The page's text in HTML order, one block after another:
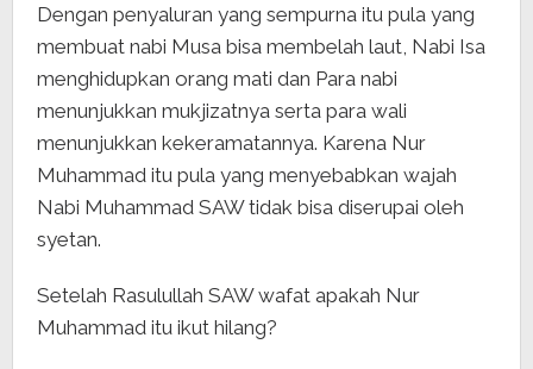
Dengan penyaluran yang sempurna itu pula yang
membuat nabi Musa bisa membelah laut, Nabi Isa
menghidupkan orang mati dan Para nabi
menunjukkan mukjizatnya serta para wali
menunjukkan kekeramatannya. Karena Nur
Muhammad itu pula yang menyebabkan wajah
Nabi Muhammad SAW tidak bisa diserupai oleh
syetan.
Setelah Rasulullah SAW wafat apakah Nur
Muhammad itu ikut hilang?